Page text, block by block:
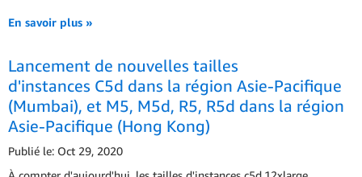
En savoir plus »
Lancement de nouvelles tailles
d'instances C5d dans la région Asie-Pacifique
(Mumbai), et M5, M5d, R5, R5d dans la région
Asie-Pacifique (Hong Kong)
Publié le: Oct 29, 2020